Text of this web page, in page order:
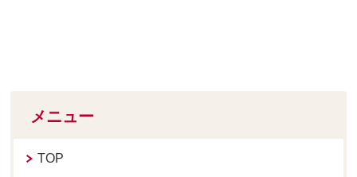
メニュー
TOP